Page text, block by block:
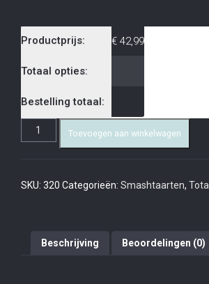
Productprijs: € 42,99
Totaal opties:
Bestelling totaal:
Toevoegen aan winkelwagen
SKU: 320 Categorieën: Smashtaarten,
Beschrijving Beoordelingen (0)